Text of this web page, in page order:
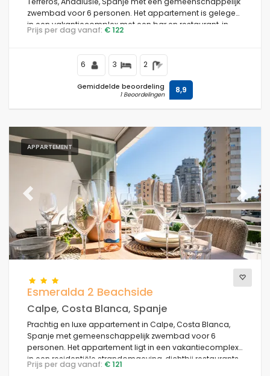
zwembad voor 6 personen. Het appartement is gelegen
in een vakantiecomplex met een bar en restaurant, in
een kust- en bergachtige omgeving, dicht bij
Prijs per dag vanaf: € 122
6 3 2
Gemiddelde beoordeling
1 Beoordelingen 8,9
APPARTEMENT
Previous Next
Esmeralda 2 Beachside
Calpe, Costa Blanca, Spanje
Prachtig en luxe appartement in Calpe, Costa Blanca,
Spanje met gemeenschappelijk zwembad voor 6
personen. Het appartement ligt in een vakantiecomplex
in een residentiële strandomgeving, dichtbij restaurants
en bars, winkels en supermarkten, op 50 m van het
Prijs per dag vanaf: € 121